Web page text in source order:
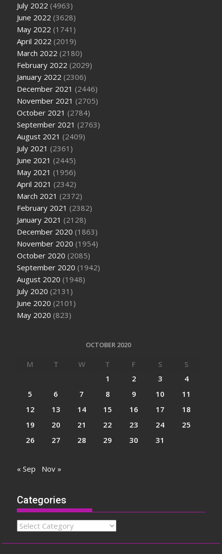
July 2022 (4963)
June 2022 (3628)
May 2022 (1741)
April 2022 (2019)
March 2022 (2180)
February 2022 (2029)
January 2022 (2306)
December 2021 (2446)
November 2021 (2705)
October 2021 (2784)
September 2021 (2763)
August 2021 (2409)
July 2021 (2361)
June 2021 (2445)
May 2021 (1956)
April 2021 (2342)
March 2021 (2372)
February 2021 (2382)
January 2021 (2128)
December 2020 (1863)
November 2020 (1954)
October 2020 (2085)
September 2020 (1942)
August 2020 (1948)
July 2020 (2131)
June 2020 (2101)
May 2020 (823)
OCTOBER 2020
M T W T F S
S
1
2 3
4
5
6 7 8 9 10
11
12
13 14 15 16 17
18
19
20 21 22 23 24
25
26
27 28 29 30 31
« Sep Nov »
Categories
Categories